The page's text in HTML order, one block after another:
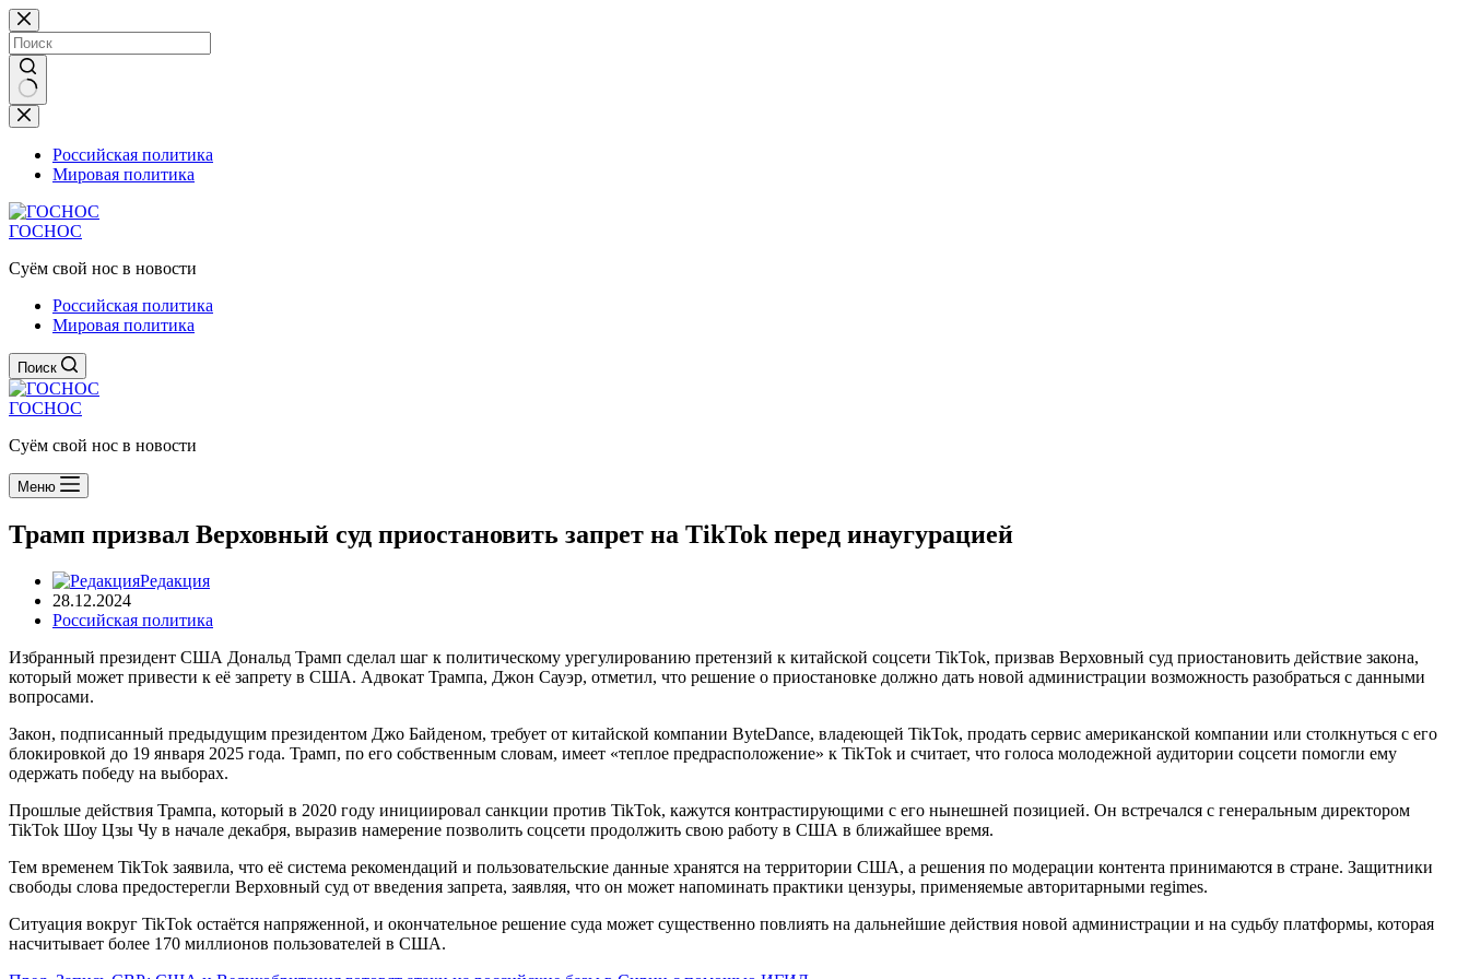
Перейти
к
сути
Ничего
не
найденоРоссийская политика
Мировая политика
ГОСНОС
Суём свой нос в новости
Российская политика
Мировая политика
Поиск
ГОСНОС
Суём свой нос в новости
Меню
Трамп призвал Верховный суд приостановить запрет на TikTok перед инаугурацией
Редакция
28.12.2024
Российская политика
Избранный президент США Дональд Трамп сделал шаг к политическому урегулированию претензий к китайской соцсети TikTok, призвав Верховный суд приостановить действие закона,
который может привести к её запрету в США. Адвокат Трампа, Джон Сауэр, отметил, что решение о приостановке должно дать новой администрации возможность разобраться с данными
вопросами.
Закон, подписанный предыдущим президентом Джо Байденом, требует от китайской компании ByteDance, владеющей TikTok, продать сервис американской компании или столкнуться с его
блокировкой до 19 января 2025 года. Трамп, по его собственным словам, имеет «теплое предрасположение» к TikTok и считает, что голоса молодежной аудитории соцсети помогли ему
одержать победу на выборах.
Прошлые действия Трампа, который в 2020 году инициировал санкции против TikTok, кажутся контрастирующими с его нынешней позицией. Он встречался с генеральным директором
TikTok Шоу Цзы Чу в начале декабря, выразив намерение позволить соцсети продолжить свою работу в США в ближайшее время.
Тем временем TikTok заявила, что её система рекомендаций и пользовательские данные хранятся на территории США, а решения по модерации контента принимаются в стране. Защитники
свободы слова предостерегли Верховный суд от введения запрета, заявляя, что он может напоминать практики цензуры, применяемые авторитарными regimes.
Ситуация вокруг TikTok остаётся напряженной, и окончательное решение суда может существенно повлиять на дальнейшие действия новой администрации и на судьбу платформы, которая
насчитывает более 170 миллионов пользователей в США.